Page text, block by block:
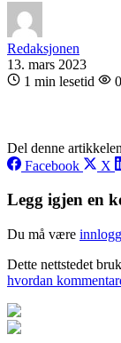
Redaksjonen
13. mars 2023
1 min lesetid
0
Del denne artikkelen
Facebook
X
Legg igjen en
Du må være
Dette nettstedet
hvordan